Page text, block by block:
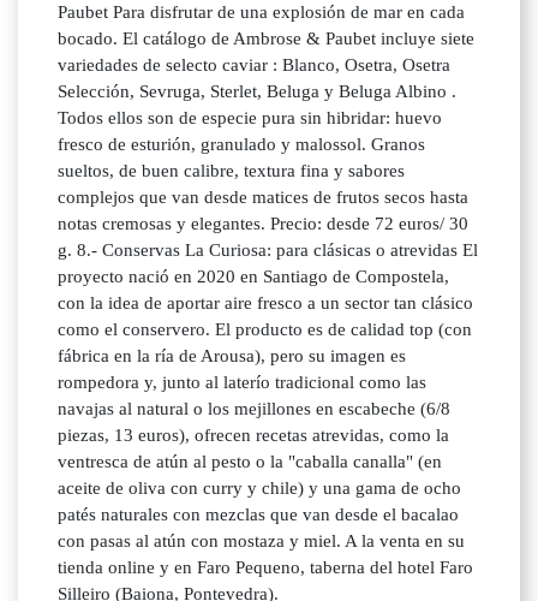
Paubet Para disfrutar de una explosión de mar en cada
bocado. El catálogo de Ambrose & Paubet incluye siete
variedades de selecto caviar : Blanco, Osetra, Osetra
Selección, Sevruga, Sterlet, Beluga y Beluga Albino .
Todos ellos son de especie pura sin hibridar: huevo
fresco de esturión, granulado y malossol. Granos
sueltos, de buen calibre, textura fina y sabores
complejos que van desde matices de frutos secos hasta
notas cremosas y elegantes. Precio: desde 72 euros/ 30
g. 8.- Conservas La Curiosa: para clásicas o atrevidas El
proyecto nació en 2020 en Santiago de Compostela,
con la idea de aportar aire fresco a un sector tan clásico
como el conservero. El producto es de calidad top (con
fábrica en la ría de Arousa), pero su imagen es
rompedora y, junto al laterío tradicional como las
navajas al natural o los mejillones en escabeche (6/8
piezas, 13 euros), ofrecen recetas atrevidas, como la
ventresca de atún al pesto o la "caballa canalla" (en
aceite de oliva con curry y chile) y una gama de ocho
patés naturales con mezclas que van desde el bacalao
con pasas al atún con mostaza y miel. A la venta en su
tienda online y en Faro Pequeno, taberna del hotel Faro
Silleiro (Baiona, Pontevedra).